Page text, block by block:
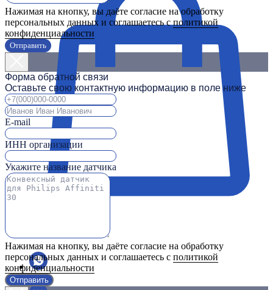
Нажимая на кнопку, вы даёте согласие на обработку
персональных данных и соглашаетесь сполитикой
конфиденциальности
Отправить
Форма обратной связи
Оставьте свою контактную информацию в поле ниже
E-mail
ИНН организации
Укажите название датчика
Нажимая на кнопку, вы даёте согласие на обработку
персональных данных и соглашаетесь с политикой
конфиденциальности
Отправить